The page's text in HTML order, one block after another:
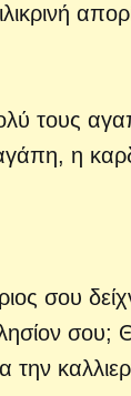
τους
η
σου
σου;